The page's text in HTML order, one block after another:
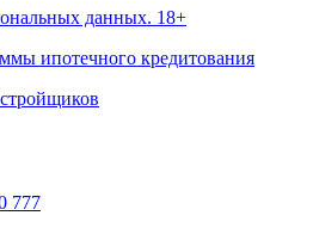
данных. 18+
ипотечного кредитования
777